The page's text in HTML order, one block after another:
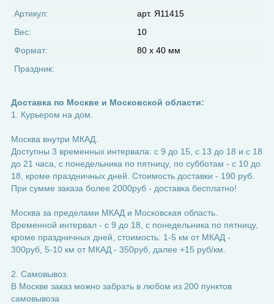
Артикул:
арт. Я11415
Вес:
10
Формат:
80 х 40 мм
Праздник:
Доставка по Москве и Московской области:
1. Курьером на дом.
Москва внутри МКАД.
Доступны 3 временных интервала: с 9 до 15, с 13 до 18 и с 18
до 21 часа, с понедельника по пятницу, по субботам - с 10 до
18, кроме праздничных дней. Стоимость доставки - 190 руб.
При сумме заказа более 2000руб - доставка бесплатно!
Москва за пределами МКАД и Московская область.
Временной интервал - с 9 до 18, с понедельника по пятницу,
кроме праздничных дней, стоимость: 1-5 км от МКАД -
300руб, 5-10 км от МКАД - 350руб, далее +15 руб/км.
2. Самовывоз.
В Москве заказ можно забрать в любом из 200 пунктов
самовывоза